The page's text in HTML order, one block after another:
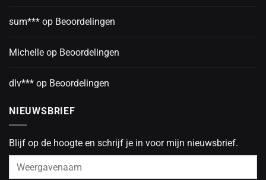
sum*** op Beoordelingen
Michelle op Beoordelingen
dlv*** op Beoordelingen
NIEUWSBRIEF
Blijf op de hoogte en schrijf je in voor mijn nieuwsbrief.